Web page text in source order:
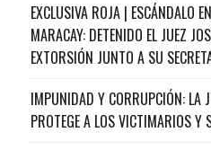
EXCLUSIVA ROJA | ESCÁNDALO
MARACAY: DETENIDO EL JUEZ
EXTORSIÓN JUNTO A SU
IMPUNIDAD Y CORRUPCIÓN: LA
PROTEGE A LOS VICTIMARIOS Y